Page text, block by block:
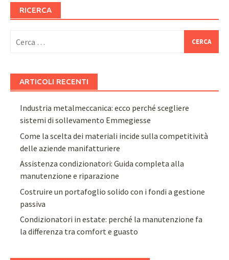
RICERCA
per:
ARTICOLI RECENTI
Industria metalmeccanica: ecco perché scegliere
sistemi di sollevamento Emmegiesse
Come la scelta dei materiali incide sulla competitività
delle aziende manifatturiere
Assistenza condizionatori: Guida completa alla
manutenzione e riparazione
Costruire un portafoglio solido con i fondi a gestione
passiva
Condizionatori in estate: perché la manutenzione fa
la differenza tra comfort e guasto